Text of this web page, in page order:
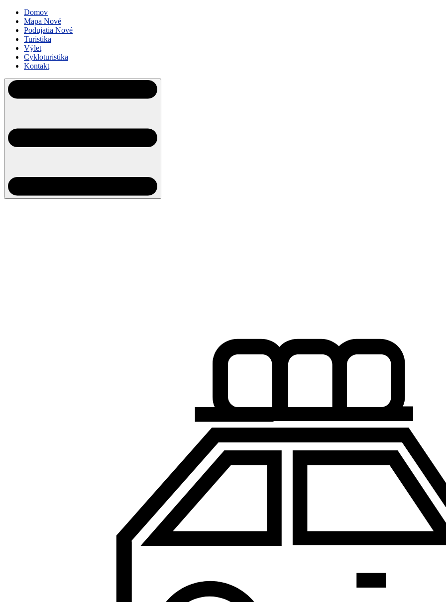
Domov
Mapa Nové
Podujatia Nové
Turistika
Výlet
Cykloturistika
Kontakt